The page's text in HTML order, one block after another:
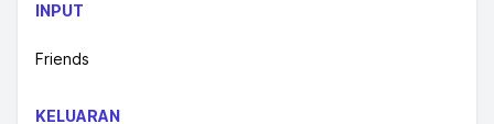
INPUT
Friends
KELUARAN